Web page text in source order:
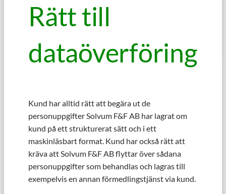
Rätt till
dataöverföring
Kund har alltid rätt att begära ut de
personuppgifter Solvum F&F AB har lagrat om
kund på ett strukturerat sätt och i ett
maskinläsbart format. Kund har också rätt att
kräva att Solvum F&F AB flyttar över sådana
personuppgifter som behandlas och lagras till
exempelvis en annan förmedlingstjänst via kund.